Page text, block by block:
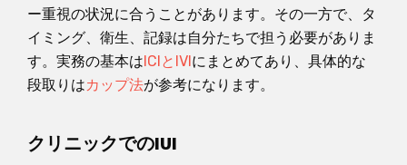
ー重視の状況に合うことがあります。その一方で、タ
イミング、衛生、記録は自分たちで担う必要がありま
す。実務の基本はICIとIVIにまとめてあり、具体的な
段取りはカップ法が参考になります。
クリニックでのIUI